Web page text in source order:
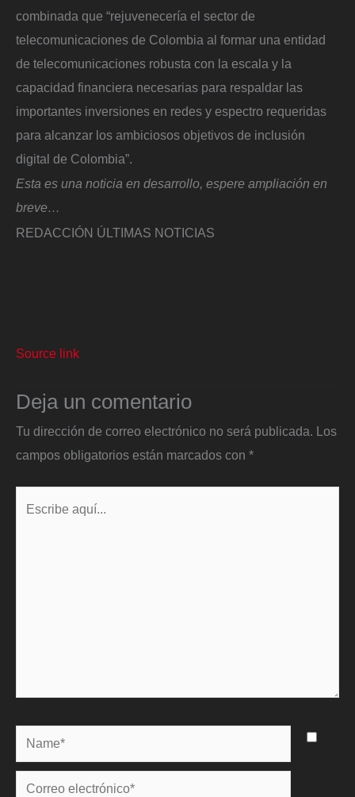
combinada que “rejuvenecería el sector de
telecomunicaciones de Colombia al formar una entidad
de telecomunicaciones robusta con la escala y la
capacidad financiera necesarias para respaldar las
importantes inversiones en redes y espectro requeridas
para alcanzar los ambiciosos objetivos de inclusión
digital de Colombia”.
Esta es una noticia en desarrollo, espere ampliación en
breve…
REDACCIÓN ÚLTIMAS NOTICIAS
Source link
Deja un comentario
Tu dirección de correo electrónico no será publicada. Los
campos obligatorios están marcados con *
Name*
Correo